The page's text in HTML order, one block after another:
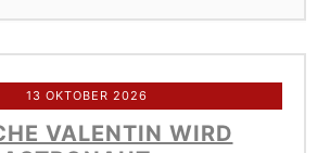
13 OKTOBER 2026
VALENTIN WIRD